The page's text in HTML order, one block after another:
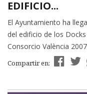
EDIFICIO...
El Ayuntamiento ha
del edificio de los
Consorcio València 2007
Compartir en: